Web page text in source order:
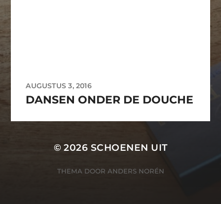
AUGUSTUS 3, 2016
DANSEN ONDER DE DOUCHE
© 2026 SCHOENEN UIT
THEMA DOOR ANDERS NORÉN